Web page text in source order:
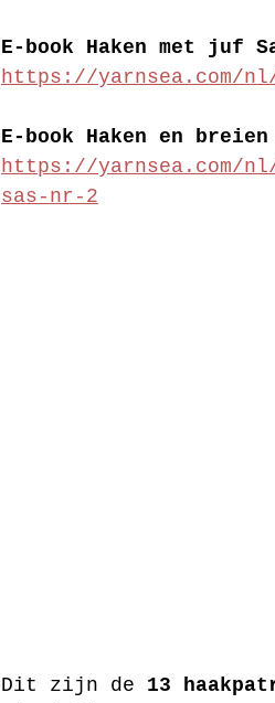
E-book Haken met juf
https://yarnsea.com/
E-book Haken en
https://yarnsea.com/
sas-nr-2
Dit zijn de 13